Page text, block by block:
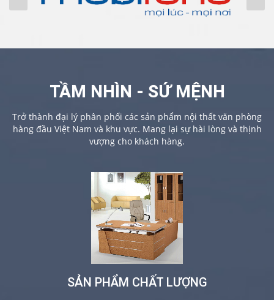
TẦM NHÌN - SỨ MỆNH
Trở thành đại lý phân phối các sản phẩm nội thất văn phòng
hàng đầu Việt Nam và khu vực. Mang lại sự hài lòng và thịnh
vượng cho khách hàng.
SẢN PHẨM CHẤT LƯỢNG